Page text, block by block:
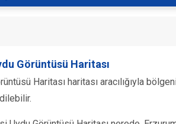
Görüntüsü Haritası
Haritası haritası aracılığıyla